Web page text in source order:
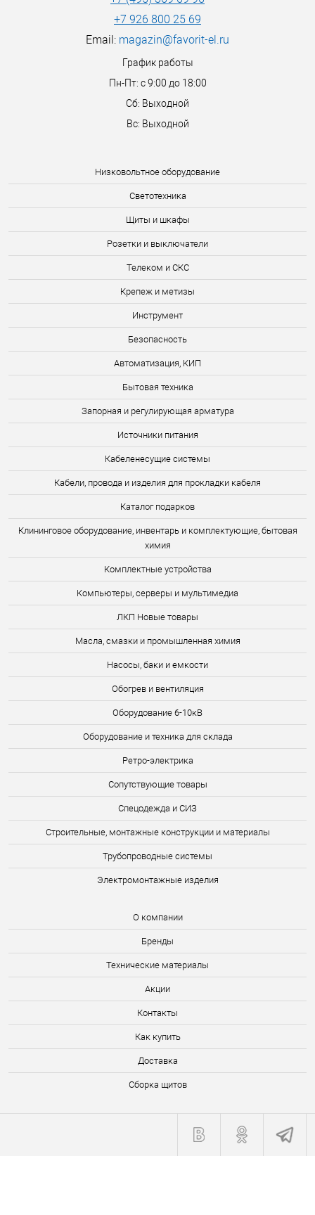
Низковольтное оборудование
Светотехника
Щиты и шкафы
Розетки и выключатели
Телеком и СКС
Крепеж и метизы
Инструмент
Безопасность
Автоматизация, КИП
Бытовая техника
Запорная и регулирующая арматура
Источники питания
Кабеленесущие системы
Кабели, провода и изделия для прокладки кабеля
Каталог подарков
Клининговое оборудование, инвентарь и комплектующие, бытовая
химия
Комплектные устройства
Компьютеры, серверы и мультимедиа
ЛКП Новые товары
Масла, смазки и промышленная химия
Насосы, баки и емкости
Обогрев и вентиляция
Оборудование 6-10кВ
Оборудование и техника для склада
Ретро-электрика
Сопутствующие товары
Спецодежда и СИЗ
Строительные, монтажные конструкции и материалы
Трубопроводные системы
Электромонтажные изделия
О компании
Бренды
Технические материалы
Акции
Контакты
Как купить
Доставка
Сборка щитов
+7 926 800 25 69
Email: magazin@favorit-el.ru
График работы
Пн-Пт: с 9:00 до 18:00
Сб: Выходной
Вс: Выходной